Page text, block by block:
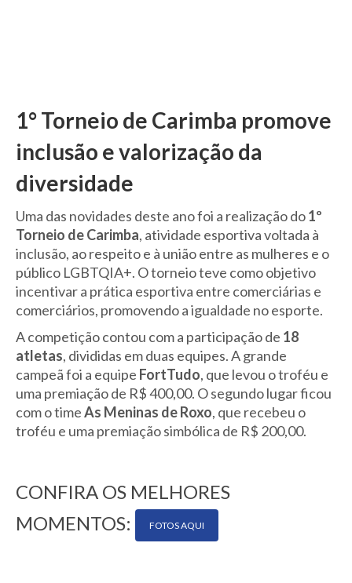
1° Torneio de Carimba promove
inclusão e valorização da
diversidade
Uma das novidades deste ano foi a realização do1º
Torneio de Carimba, atividade esportiva voltada à
inclusão, ao respeito e à união entre as mulheres e o
público LGBTQIA+. O torneio teve como objetivo
incentivar a prática esportiva entre comerciárias e
comerciários, promovendo a igualdade no esporte.
A competição contou com a participação de 18
atletas, divididas em duas equipes. A grande
campeã foi a equipe FortTudo, que levou o troféu e
uma premiação de R$ 400,00. O segundo lugar ficou
com o timeAs Meninas de Roxo, que recebeu o
troféu e uma premiação simbólica de R$ 200,00.
CONFIRA OS MELHORES
MOMENTOS:
FOTOS AQUI